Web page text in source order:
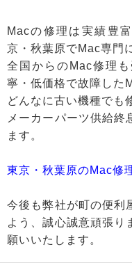
Macの修理は実績豊
京・秋葉原でMac専門
全国からのMac修理
寧・低価格で故障した
どんなに古い機種でも
メーカーパーツ供給終
ます。
東京・秋葉原のMac修
今後も弊社が町の便利
よう、誠心誠意頑張り
願いいたします。